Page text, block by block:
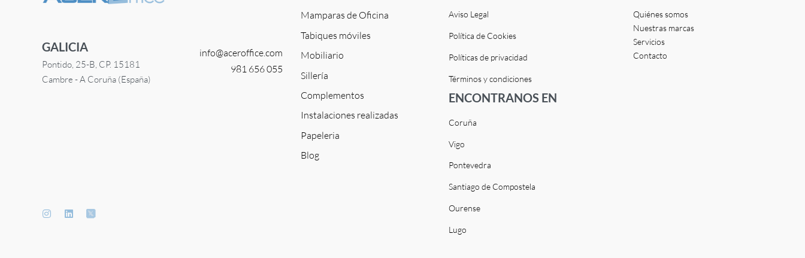
GALICIA
Pontido, 25-B, CP. 15181
Cambre - A Coruña (España)
info@aceroffice.com
981 656 055
Mamparas de Oficina
Tabiques móviles
Mobiliario
Sillería
Complementos
Instalaciones realizadas
Papeleria
Blog
Aviso Legal
Política de Cookies
Políticas de privacidad
Términos y condiciones
ENCONTRANOS EN
Coruña
Vigo
Pontevedra
Santiago de Compostela
Ourense
Lugo
Quiénes somos
Nuestras marcas
Servicios
Contacto